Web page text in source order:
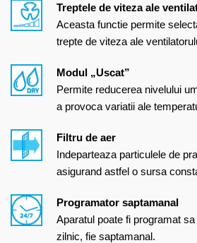
Treptele de viteza ale
Aceasta functie permite
trepte de viteza ale
Modul „Uscat”
Permite reducerea nivelului
a provoca variatii ale
Filtru de aer
Indeparteaza particulele de
asigurand astfel o sursa
Programator saptamanal
Aparatul poate fi programat
zilnic, fie saptamanal.